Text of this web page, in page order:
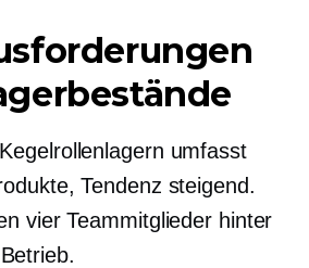
umfasst
Tendenz steigend.
vier Teammitglieder hinter